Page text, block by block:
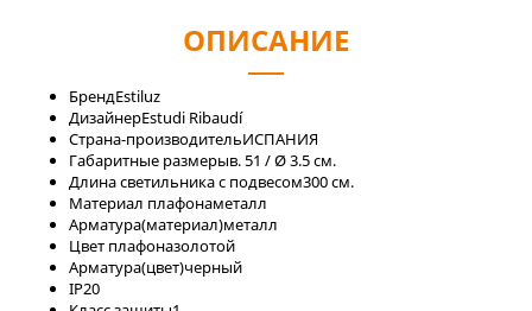
ОПИСАНИЕ
БрендEstiluz
ДизайнерEstudi Ribaudí
Страна-производительИСПАНИЯ
Габаритные размерыв. 51 / Ø 3.5 см.
Длина светильника с подвесом300 см.
Материал плафонаметалл
Арматура(материал)металл
Цвет плафоназолотой
Арматура(цвет)черный
IP20